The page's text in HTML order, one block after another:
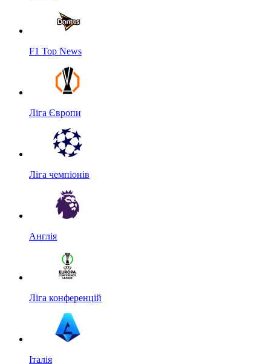
F1 Top News
Ліга Європи
Ліга чемпіонів
Англія
Ліга конференцій
Італія